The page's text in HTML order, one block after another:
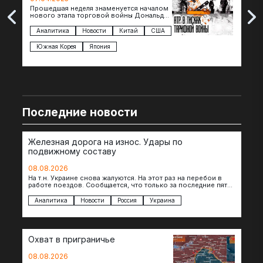
Прошедшая неделя знаменуется началом
нового этапа торговой войны Дональда
импорта из более 100 стран…
Аналитика Новости Китай США
Южная Корея Япония
The
Последние новости
Железная дорога на износ. Удары по
подвижному составу
08.08.2026
На т.н. Украине снова жалуются. На этот раз на перебои в
работе поездов. Сообщается, что только за последние пять
Аналитика Новости Россия Украина
Охват в приграничье
08.08.2026